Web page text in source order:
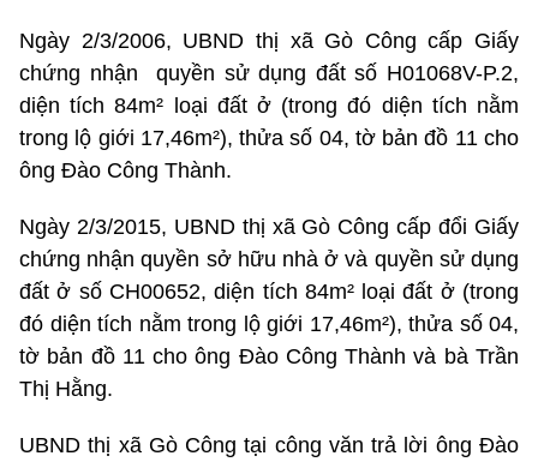
Ngày 2/3/2006, UBND thị xã Gò Công cấp Giấy
chứng nhận quyền sử dụng đất số H01068V-P.2,
diện tích 84m² loại đất ở (trong đó diện tích nằm
trong lộ giới 17,46m²), thửa số 04, tờ bản đồ 11 cho
ông Đào Công Thành.
Ngày 2/3/2015, UBND thị xã Gò Công cấp đổi Giấy
chứng nhận quyền sở hữu nhà ở và quyền sử dụng
đất ở số CH00652, diện tích 84m² loại đất ở (trong
đó diện tích nằm trong lộ giới 17,46m²), thửa số 04,
tờ bản đồ 11 cho ông Đào Công Thành và bà Trần
Thị Hằng.
UBND thị xã Gò Công tại công văn trả lời ông Đào